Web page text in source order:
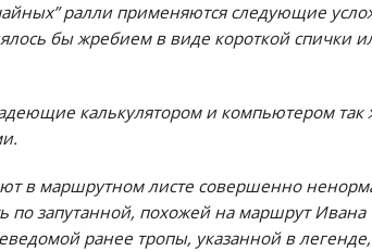
ралли применяются следующие
бы жребием в виде короткой спички
калькулятором и компьютером так
в маршрутном листе совершенно
по запутанной, похожей на маршрут Ивана
ранее тропы, указанной в легенде,